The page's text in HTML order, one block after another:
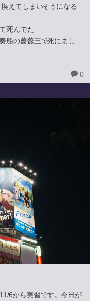
えてしまいそうになる
死んでた
船の薔薇三で死にまし
0
6から実習です。今日が